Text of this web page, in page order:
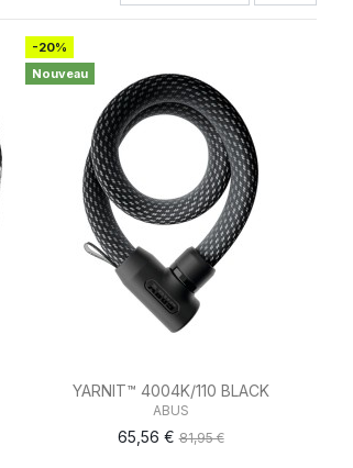
-20%
Nouveau
YARNIT™ 4004K/110 BLACK
ABUS
65,56 €81,95 €